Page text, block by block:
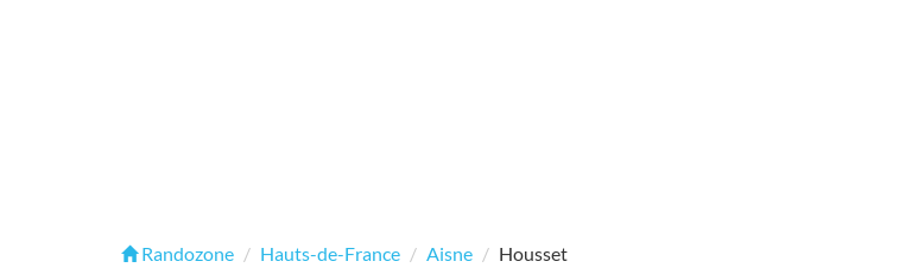
Randozone Hauts-de-France Aisne Housset